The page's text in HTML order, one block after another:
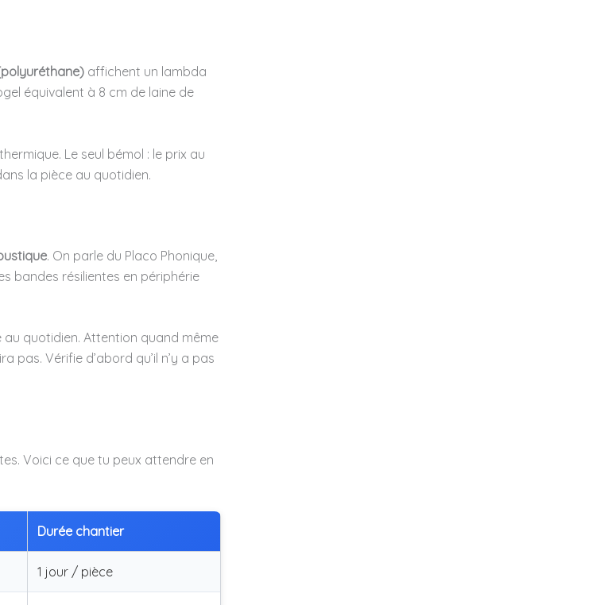
affichent un lambda
équivalent à 8 cm de laine de
Le seul bémol : le prix au
la pièce au quotidien.
. On parle du Placo Phonique,
bandes résilientes en périphérie
au quotidien. Attention quand même
pas. Vérifie d’abord qu’il n’y a pas
Voici ce que tu peux attendre en
Durée chantier
1 jour / pièce